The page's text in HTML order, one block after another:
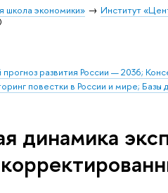
школа экономики» Институт
развития России — 2036;
повестки в России и мире; Базы
динамика